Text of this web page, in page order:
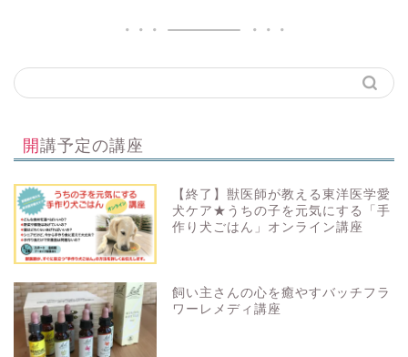
開講予定の講座
【終了】獣医師が教える東洋医学愛
犬ケア★うちの子を元気にする「手
作り犬ごはん」オンライン講座
飼い主さんの心を癒やすバッチフラ
ワーレメディ講座
講座
ブログ
オンライン講座ご参加の皆様